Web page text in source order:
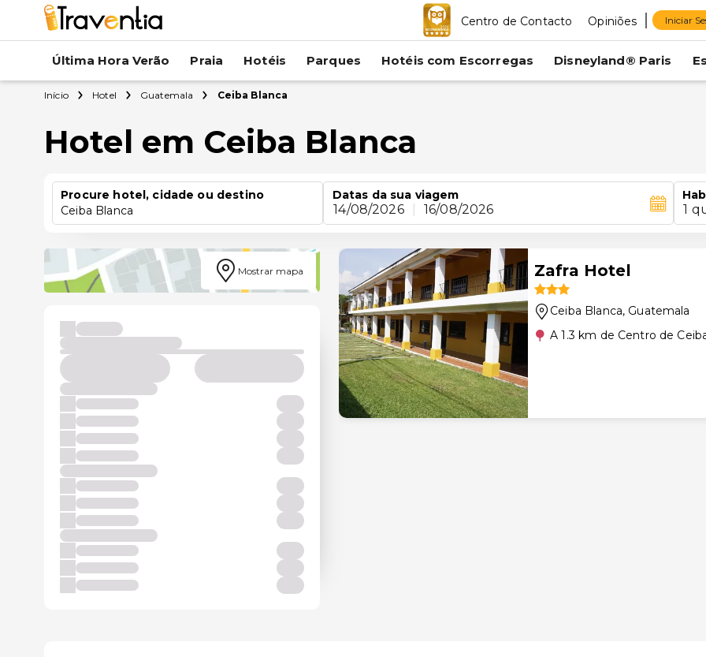
Centro de Contacto Opiniões Iniciar
Última Hora Verão Praia Hotéis Parques Hotéis com Escorregas Disneyland® Paris
Início Hotel Guatemala Ceiba Blanca
Hotel em Ceiba Blanca
Procure hotel, cidade ou destino
Ceiba Blanca
Datas da sua viagem
14/08/2026 16/08/2026 1
Mostrar mapa Zafra Hotel
Ceiba Blanca, Guatemala
A 1.3 km de Centro de